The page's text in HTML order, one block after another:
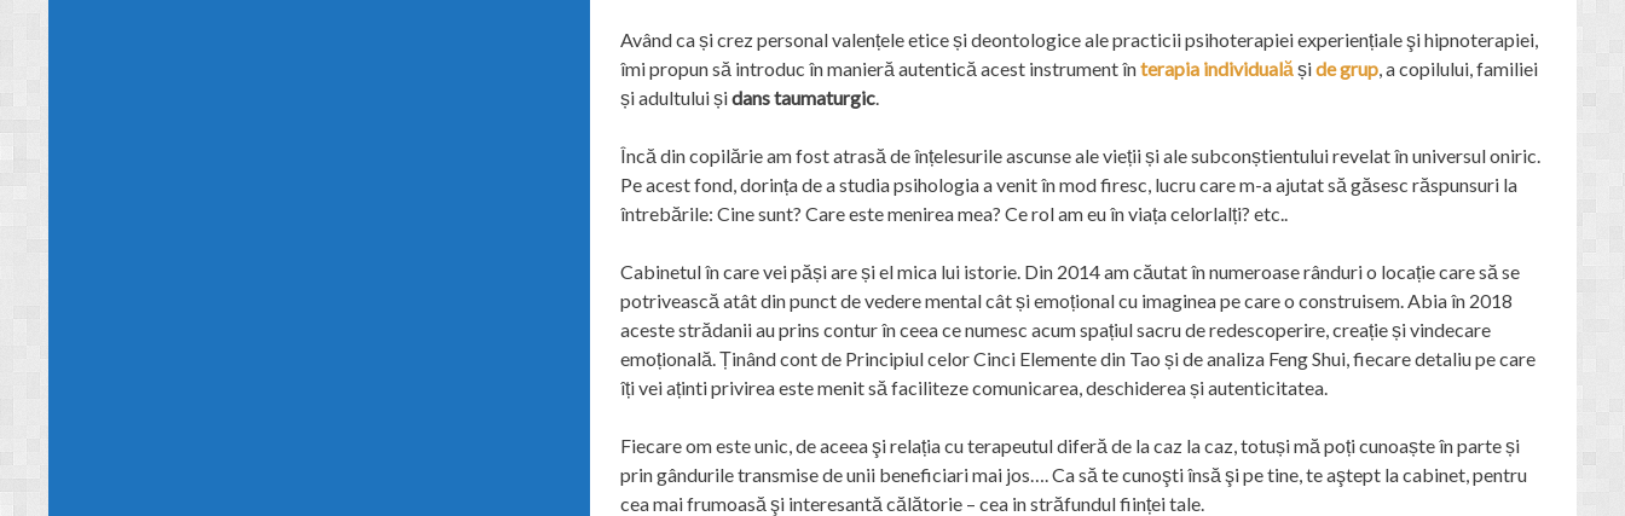
Având ca și crez personal valențele etice și deontologice ale practicii psihoterapiei experiențiale şi hipnoterapiei,
îmi propun să introduc în manieră autentică acest instrument înterapia individualășide grup, a copilului, familiei
și adultului șidans taumaturgic.
Încă din copilărie am fost atrasă de înțelesurile ascunse ale vieții și ale subconștientului revelat în universul oniric.
Pe acest fond, dorința de a studia psihologia a venit în mod firesc, lucru care m-a ajutat să găsesc răspunsuri la
întrebările: Cine sunt? Care este menirea mea? Ce rol am eu în viața celorlalți? etc..
Cabinetul în care vei păși are și el mica lui istorie. Din 2014 am căutat în numeroase rânduri o locație care să se
potrivească atât din punct de vedere mental cât și emoțional cu imaginea pe care o construisem. Abia în 2018
aceste strădanii au prins contur în ceea ce numesc acum spațiul sacru de redescoperire, creație și vindecare
emoțională. Ținând cont de Principiul celor Cinci Elemente din Tao și de analiza Feng Shui, fiecare detaliu pe care
îți vei aținti privirea este menit să faciliteze comunicarea, deschiderea și autenticitatea.
Fiecare om este unic, de aceea şi relația cu terapeutul diferă de la caz la caz, totuși mă poți cunoaște în parte și
prin gândurile transmise de unii beneficiari mai jos…. Ca să te cunoşti însă şi pe tine, te aştept la cabinet, pentru
cea mai frumoasă şi interesantă călătorie – cea in străfundul ființei tale.